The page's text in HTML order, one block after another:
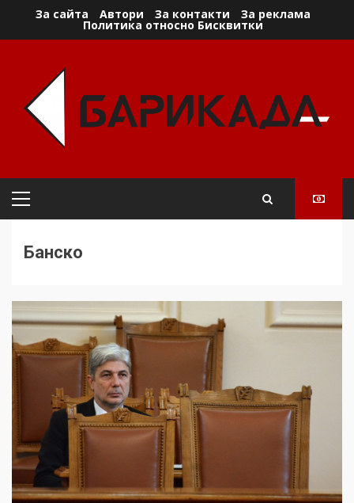
За сайта Автори За контакти За реклама
Политика относно Бисквитки
Primary
Банско